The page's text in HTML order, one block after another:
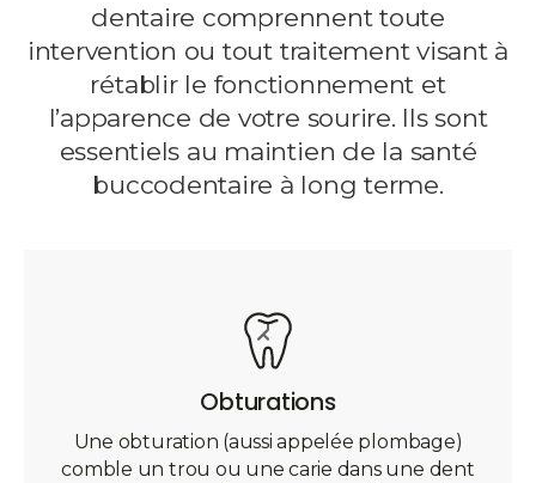
dentaire comprennent toute
intervention ou tout traitement visant à
rétablir le fonctionnement et
l’apparence de votre sourire. Ils sont
essentiels au maintien de la santé
buccodentaire à long terme.
Obturations
Une obturation (aussi appelée plombage)
comble un trou ou une carie dans une dent